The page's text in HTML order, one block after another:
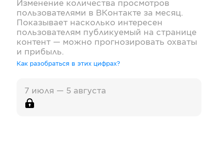
Изменение количества просмотров
пользователями в ВКонтакте за месяц.
Показывает насколько интересен
пользователям публикуемый на странице
контент — можно прогнозировать охваты
и прибыль.
Как разобраться в этих цифрах?
7 июля — 5 августа